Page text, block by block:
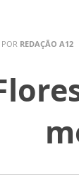
POR REDAÇÃO A12